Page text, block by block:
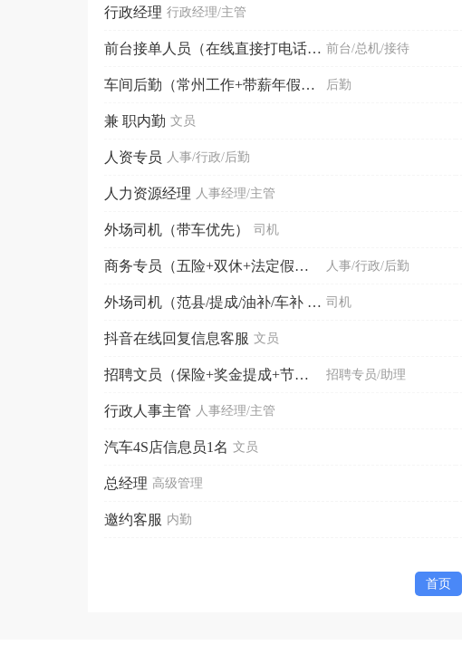
行政经理 行政经理/主管
前台接单人员（在线直接打电话咨询） 前台/总机/接待
车间后勤（常州工作+带薪年假+保险+包食宿） 后勤
兼 职内勤 文员
人资专员 人事/行政/后勤
人力资源经理 人事经理/主管
外场司机（带车优先） 司机
商务专员（五险+双休+法定假期+带薪年假） 人事/行政/后勤
外场司机（范县/提成/油补/车补 带车优先）可直接打... 司机
抖音在线回复信息客服 文员
招聘文员（保险+奖金提成+节日福利） 招聘专员/助理
行政人事主管 人事经理/主管
汽车4S店信息员1名 文员
总经理 高级管理
邀约客服 内勤
首页